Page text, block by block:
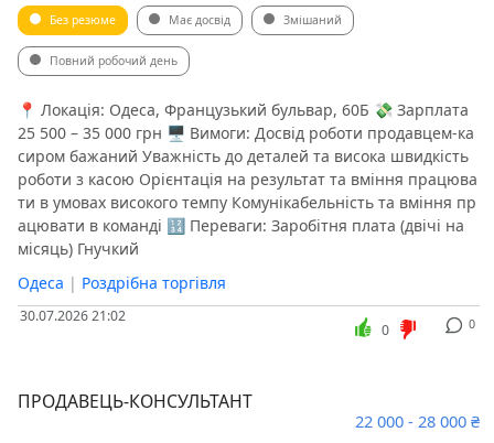
Без резюме Має досвід Змішаний
Повний робочий день
📍 Локація: Одеса, Французький бульвар, 60Б 💸 Зарплата
25 500 – 35 000 грн 🖥 Вимоги: Досвід роботи продавцем-ка
сиром бажаний Уважність до деталей та висока швидкість
роботи з касою Орієнтація на результат та вміння працюва
ти в умовах високого темпу Комунікабельність та вміння пр
ацювати в команді 🔢 Переваги: Заробітня плата (двічі на
місяць) Гнучкий
Одеса | Роздрібна торгівля
30.07.2026 21:02 0
0
ПРОДАВЕЦЬ-КОНСУЛЬТАНТ
22 000 - 28 000 ₴